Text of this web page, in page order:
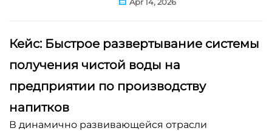
Кейс: Быстрое развертывание системы
получения чистой воды на
предприятии по производству
напитков
В динамично развивающейся отрасли